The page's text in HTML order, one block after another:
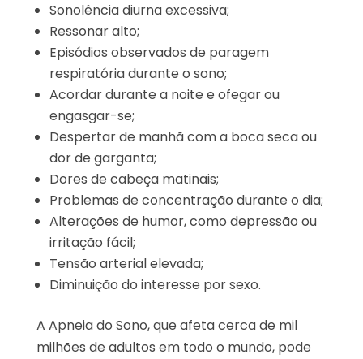
Sonolência diurna excessiva;
Ressonar alto;
Episódios observados de paragem
respiratória durante o sono;
Acordar durante a noite e ofegar ou
engasgar-se;
Despertar de manhã com a boca seca ou
dor de garganta;
Dores de cabeça matinais;
Problemas de concentração durante o dia;
Alterações de humor, como depressão ou
irritação fácil;
Tensão arterial elevada;
Diminuição do interesse por sexo.
A Apneia do Sono, que afeta cerca de mil
milhões de adultos em todo o mundo, pode